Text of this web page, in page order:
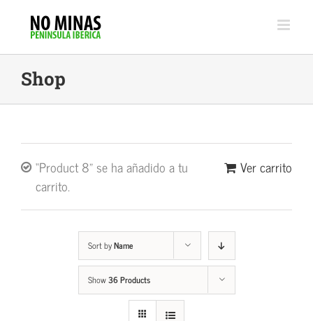
Shop
Ver carrito
“Product 8” se ha añadido a tu
carrito.
Sort byName
Show36 Products